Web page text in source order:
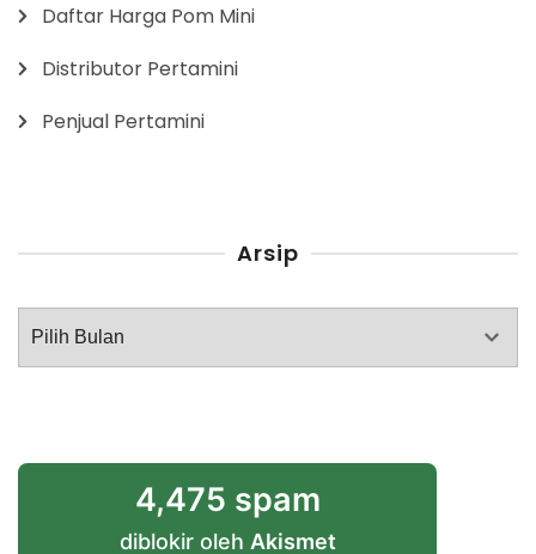
Daftar Harga Pom Mini
Distributor Pertamini
Penjual Pertamini
Arsip
Arsip
4,475 spam
diblokir oleh Akismet